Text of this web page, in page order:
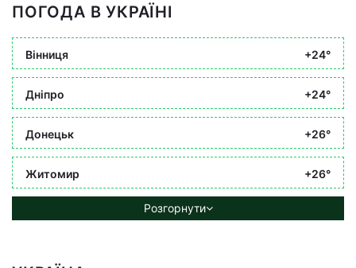
ПОГОДА В УКРАЇНІ
Вінниця +24°
Дніпро +24°
Донецьк +26°
Житомир +26°
Розгорнути